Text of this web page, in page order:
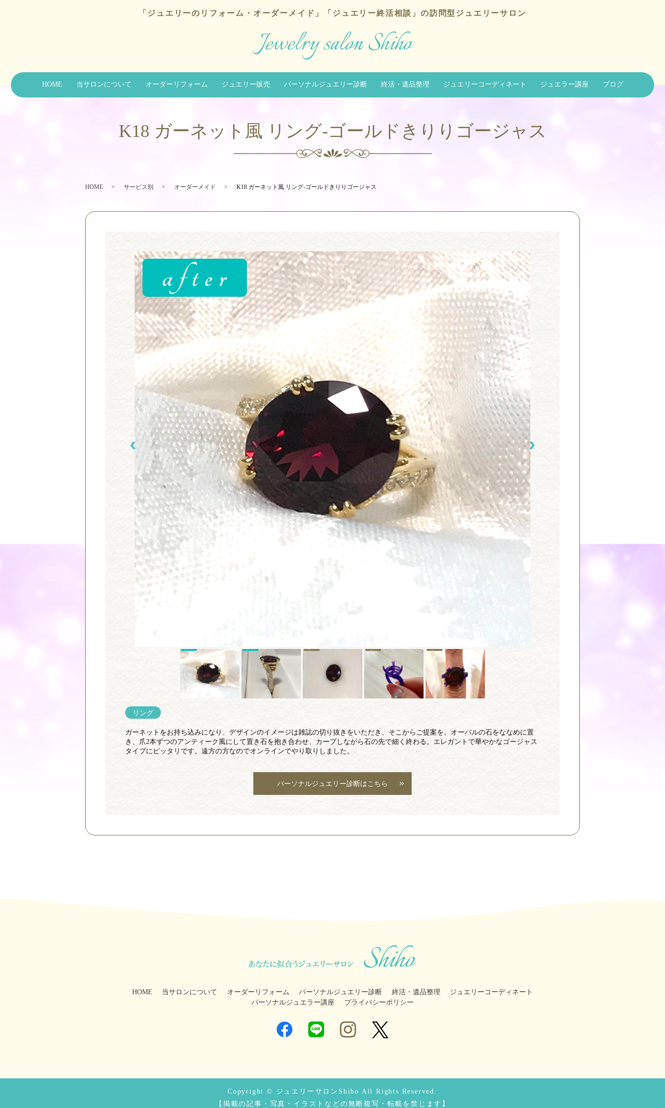
「ジュエリーのリフォーム・オーダーメイド」 「ジュエリー終活相談」の訪問型ジュエリーサロン
HOME 当サロンについて オーダーリフォーム ジュエリー販売 パーソナルジュエリー診断 終活・遺品整理 ジュエリーコーディネート ジュエラー講座 ブログ
K18 ガーネット風 リング-ゴールドきりりゴージャス
HOME サービス別 オーダーメイド K18 ガーネット風 リング-ゴールドきりりゴージャス
リング
ガーネットをお持ち込みになり、デザインのイメージは雑誌の切り抜きをいただき、そこからご提案を。オーバルの石をななめに置
き、爪2本ずつのアンティーク風にして置き石を抱き合わせ、カーブしながら石の先で細く終わる。エレガントで華やかなゴージャス
タイプにピッタリです。遠方の方なのでオンラインでやり取りしました。
パーソナルジュエリー診断はこちら
HOME 当サロンについて オーダーリフォーム パーソナルジュエリー診断 終活・遺品整理
ジュエリーコーディネート
パーソナルジュエラー講座
プライバシーポリシー
Copyright © ジュエリーサロンShiho All Rights Reserved.
【掲載の記事・写真・イラストなどの無断複写・転載を禁じます】